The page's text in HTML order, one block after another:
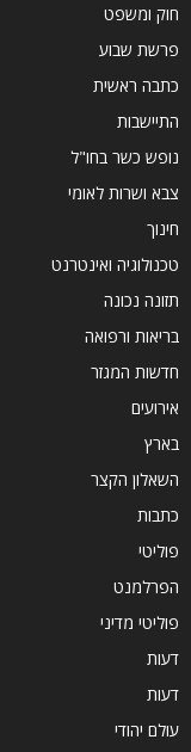
חוק ומשפט
פרשת שבוע
כתבה ראשית
התיישבות
נופש כשר בחו"ל
צבא ושרות לאומי
חינוך
טכנולוגיה ואינטרנט
תזונה נכונה
בריאות ורפואה
חדשות המגזר
אירועים
בארץ
השאלון הקצר
כתבות
פוליטי
הפרלמנט
פוליטי מדיני
דעות
דעות
עולם יהודי